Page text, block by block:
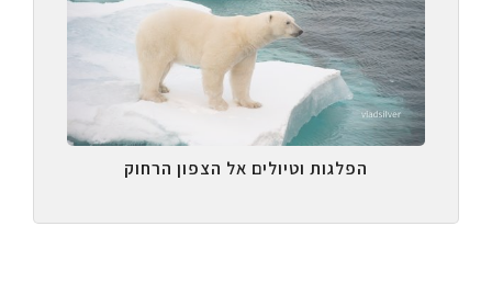
הפלגות וטיולים אל הצפון הרחוק